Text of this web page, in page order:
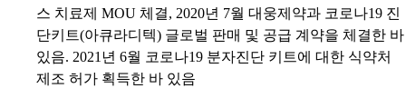
스 치료제 MOU 체결, 2020년 7월 대웅제약과 코로나19 진
단키트(아큐라디텍) 글로벌 판매 및 공급 계약을 체결한 바
있음. 2021년 6월 코로나19 분자진단 키트에 대한 식약처
제조 허가 획득한 바 있음